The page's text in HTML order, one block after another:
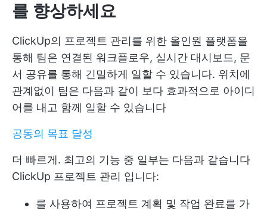
를 향상하세요
ClickUp의 프로젝트 관리를 위한 올인원 플랫폼을
통해 팀은 연결된 워크플로우, 실시간 대시보드, 문
서 공유를 통해 긴밀하게 일할 수 있습니다. 위치에
관계없이 팀은 다음과 같이 보다 효과적으로 아이디
어를 내고 함께 일할 수 있습니다
공동의 목표 달성
더 빠르게. 최고의 기능 중 일부는 다음과 같습니다
ClickUp 프로젝트 관리 입니다:
를 사용하여 프로젝트 계획 및 작업 완료를 가